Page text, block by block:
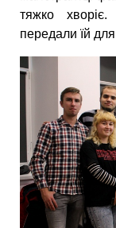
тяжко
передали їй